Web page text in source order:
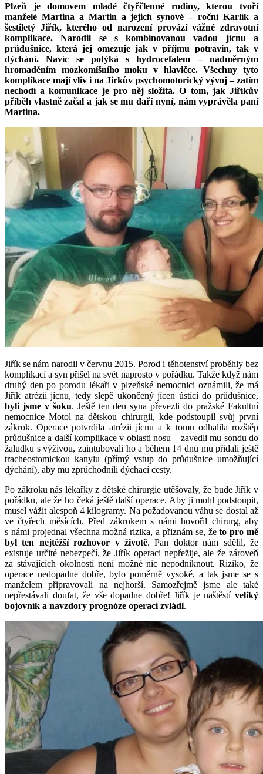
Plzeň je domovem mladé čtyřčlenné rodiny, kterou tvoří
manželé Martina a Martin a jejich synové – roční Karlík a
šestiletý Jiřík, kterého od narození provází vážné zdravotní
komplikace.
Narodil se s kombinovanou vadou jícnu a
průdušnice, která jej omezuje jak v příjmu potravin, tak v
dýchání. Navíc se potýká s hydrocefalem – nadměrným
hromaděním mozkomíšního moku v hlavičce. Všechny tyto
komplikace mají vliv i na Jirkův psychomotorický vývoj – zatím
nechodí a komunikace je pro něj složitá. O tom, jak Jiříkův
příběh vlastně začal a jak se mu daří nyní, nám vyprávěla paní
Martina.
Jiřík se nám narodil v červnu 2015. Porod i těhotenství proběhly bez
komplikací a syn přišel na svět naprosto v pořádku. Takže když nám
druhý den po porodu lékaři v plzeňské nemocnici oznámili, že má
Jiřík atrézii jícnu, tedy slepě ukončený jícen ústící do průdušnice,
byli jsme v šoku. Ještě ten den syna převezli do pražské Fakultní
nemocnice Motol na dětskou chirurgii, kde podstoupil svůj první
zákrok. Operace potvrdila atrézii jícnu a k tomu odhalila rozštěp
průdušnice a další komplikace v oblasti nosu – zavedli mu sondu do
žaludku s výživou, zaintubovali ho a během 14 dnů mu přidali ještě
tracheostomickou kanylu (přímý vstup do průdušnice umožňující
dýchání), aby mu zprůchodnili dýchací cesty.
Po zákroku nás lékařky z dětské chirurgie utěšovaly, že bude Jiřík v
pořádku, ale že ho čeká ještě další operace. Aby ji mohl podstoupit,
musel vážit alespoň 4 kilogramy. Na požadovanou váhu se dostal až
ve čtyřech měsících. Před zákrokem s námi hovořil chirurg, aby
s námi projednal všechna možná rizika, a přiznám se, žeto pro mě
byl ten nejtěžší rozhovor v životě. Pan doktor nám sdělil, že
existuje určité nebezpečí, že Jiřík operaci nepřežije, ale že zároveň
za stávajících okolností není možné nic nepodniknout. Riziko, že
operace nedopadne dobře, bylo poměrně vysoké, a tak jsme se s
manželem připravovali na nejhorší. Samozřejmě jsme ale také
nepřestávali doufat, že vše dopadne dobře! Jiřík je naštěstí veliký
bojovník a navzdory prognóze operaci zvládl.